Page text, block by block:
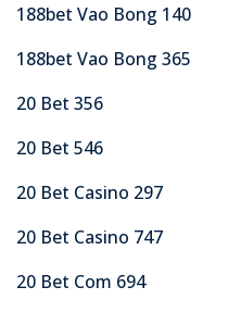
188bet Vao Bong 140
188bet Vao Bong 365
20 Bet 356
20 Bet 546
20 Bet Casino 297
20 Bet Casino 747
20 Bet Com 694